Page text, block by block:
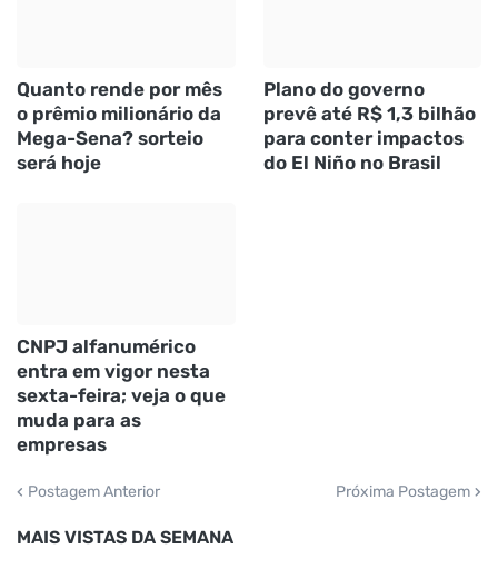
Quanto rende por mês
o prêmio milionário da
Mega-Sena? sorteio
será hoje
Plano do governo
prevê até R$ 1,3 bilhão
para conter impactos
do El Niño no Brasil
CNPJ alfanumérico
entra em vigor nesta
sexta-feira; veja o que
muda para as
empresas
Postagem Anterior Próxima Postagem
MAIS VISTAS DA SEMANA